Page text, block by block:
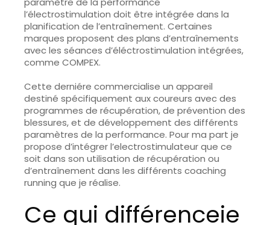
l’électrostimulation doit être intégrée dans la
planification de l’entraînement. Certaines
marques proposent des plans d’entraînements
avec les séances d’éléctrostimulation intégrées,
comme COMPEX.
Cette derniére commercialise un appareil
destiné spécifiquement aux coureurs avec des
programmes de récupération, de prévention des
blessures, et de développement des différents
paramètres de la performance. Pour ma part je
propose d’intégrer l’electrostimulateur que ce
soit dans son utilisation de récupération ou
d’entraînement dans les différents coaching
running que je réalise.
Ce qui différenceie